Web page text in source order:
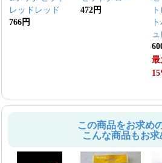
レッドレッド
766円
472円
最
この商品をお求め
こんな商品もお